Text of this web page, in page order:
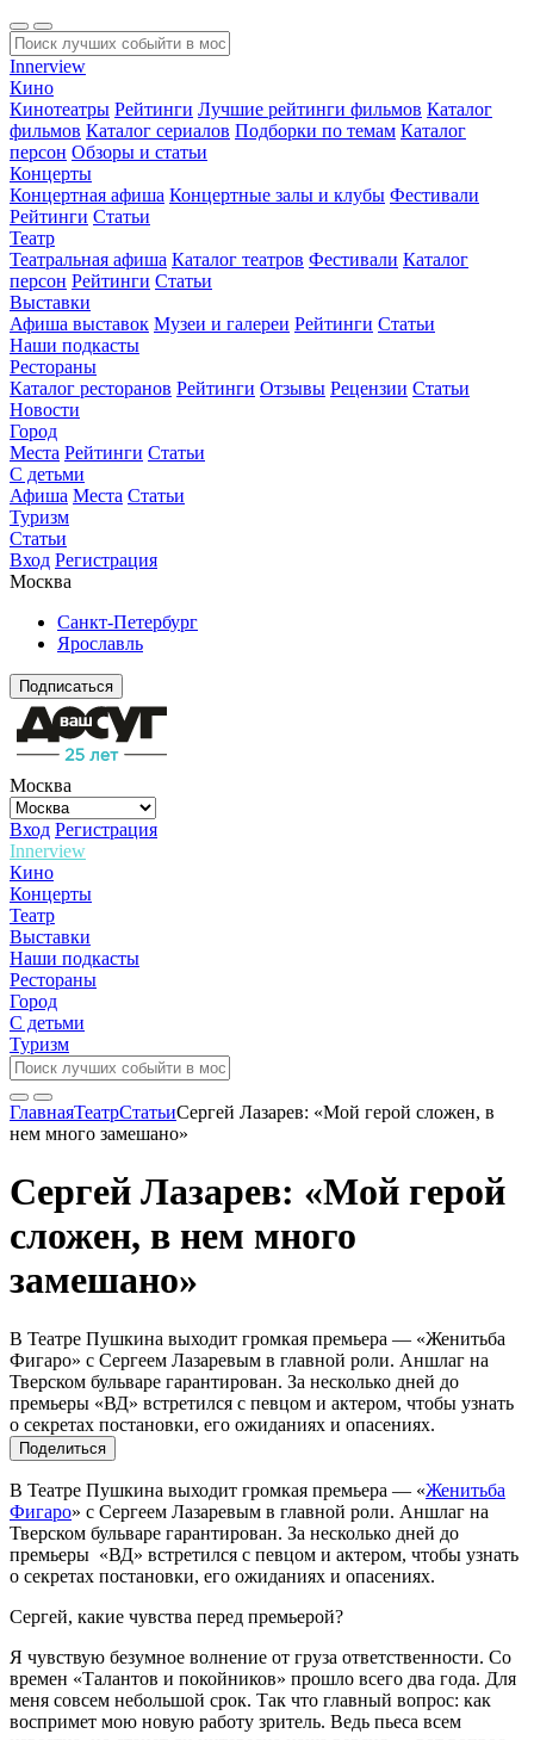
Innerview
Кино
Кинотеатры Рейтинги Лучшие рейтинги фильмов Каталог
фильмов Каталог сериалов Подборки по темам Каталог
персон Обзоры и статьи
Концерты
Концертная афиша Концертные залы и клубы Фестивали
Рейтинги Статьи
Театр
Театральная афиша Каталог театров Фестивали Каталог
персон Рейтинги Статьи
Выставки
Афиша выставок Музеи и галереи Рейтинги Статьи
Наши подкасты
Рестораны
Каталог ресторанов Рейтинги Отзывы Рецензии Статьи
Новости
Город
Места Рейтинги Статьи
С детьми
Афиша Места Статьи
Туризм
Статьи
Вход Регистрация
Москва
Санкт-Петербург
Ярославль
Подписаться
Москва
Вход Регистрация
Innerview
Кино
Концерты
Театр
Выставки
Наши подкасты
Рестораны
Город
С детьми
Туризм
ГлавнаяТеатрСтатьиСергей Лазарев: «Мой герой сложен, в
нем много замешано»
Сергей Лазарев: «Мой герой
сложен, в нем много
замешано»
В Театре Пушкина выходит громкая премьера — «Женитьба
Фигаро» с Сергеем Лазаревым в главной роли. Аншлаг на
Тверском бульваре гарантирован. За несколько дней до
премьеры «ВД» встретился с певцом и актером, чтобы узнать
о секретах постановки, его ожиданиях и опасениях.
Поделиться
В Театре Пушкина выходит громкая премьера — «Женитьба
Фигаро» с Сергеем Лазаревым в главной роли. Аншлаг на
Тверском бульваре гарантирован. За несколько дней до
премьеры «ВД» встретился с певцом и актером, чтобы узнать
о секретах постановки, его ожиданиях и опасениях.
Cергей, какие чувства перед премьерой?
Я чувствую безумное волнение от груза ответственности. Со
времен «Талантов и покойников» прошло всего два года. Для
меня совсем небольшой срок. Так что главный вопрос: как
воспримет мою новую работу зритель. Ведь пьеса всем